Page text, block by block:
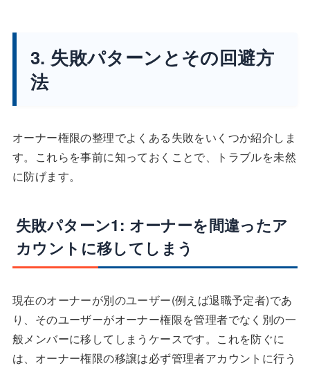
3. 失敗パターンとその回避方
法
オーナー権限の整理でよくある失敗をいくつか紹介しま
す。これらを事前に知っておくことで、トラブルを未然
に防げます。
失敗パターン1: オーナーを間違ったア
カウントに移してしまう
現在のオーナーが別のユーザー(例えば退職予定者)であ
り、そのユーザーがオーナー権限を管理者でなく別の一
般メンバーに移してしまうケースです。これを防ぐに
は、オーナー権限の移譲は必ず管理者アカウントに行う